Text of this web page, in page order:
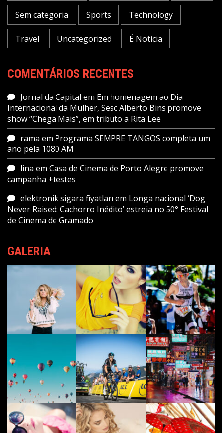
Sem categoria Sports Technology
Travel Uncategorized É Notícia
COMENTÁRIOS RECENTES
Jornal da Capital em Em homenagem ao Dia
Internacional da Mulher, Sesc Alberto Bins promove
show “Chega Mais”, em tributo a Rita Lee
rama em Programa SEMPRE TANGOS completa um
ano pela 1080 AM
lina em Casa de Cinema de Porto Alegre promove
campanha +testes
elektronik sigara fiyatları em Longa nacional ‘Dog
Never Raised: Cachorro Inédito’ estreia no 50° Festival
de Cinema de Gramado
GALERIA